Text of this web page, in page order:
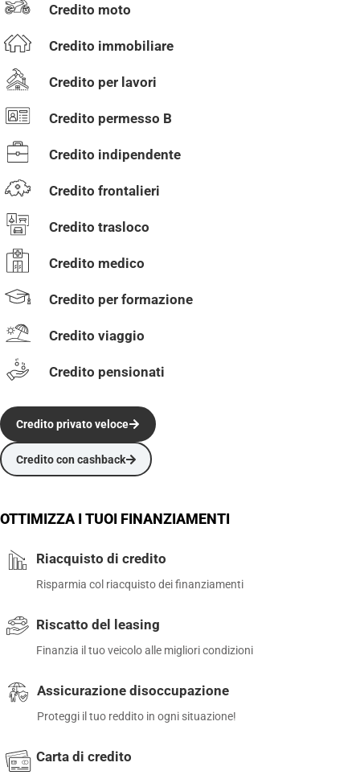
Credito moto
Credito immobiliare
Credito per lavori
Credito permesso B
Credito indipendente
Credito frontalieri
Credito trasloco
Credito medico
Credito per formazione
Credito viaggio
Credito pensionati
Credito con cashback
Credito privato veloce
OTTIMIZZA I TUOI FINANZIAMENTI
Riacquisto di credito
Risparmia col riacquisto dei finanziamenti
Riscatto del leasing
Finanzia il tuo veicolo alle migliori condizioni
Assicurazione disoccupazione
Proteggi il tuo reddito in ogni situazione!
Carta di credito